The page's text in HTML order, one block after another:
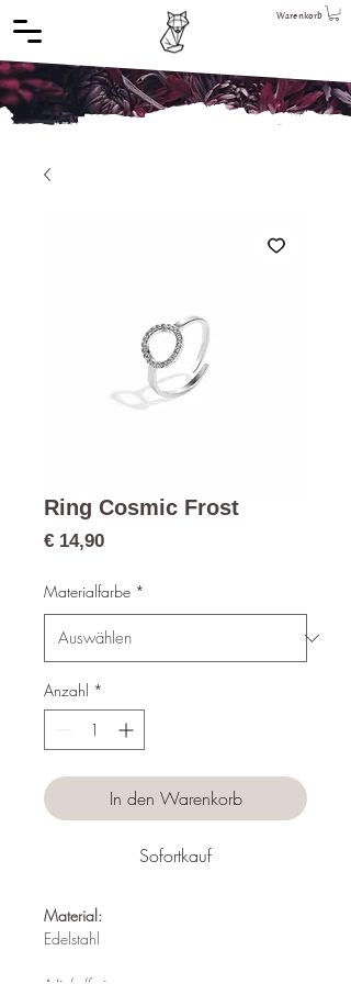
Warenkorb
Ring Cosmic Frost
€ 14,90Preis
Materialfarbe *
Anzahl *
In den Warenkorb
Sofortkauf
Material:
Edelstahl